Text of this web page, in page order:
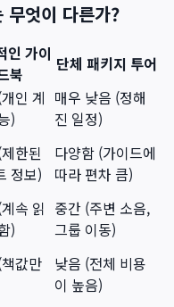
무엇이 다른가?
인 가이
북
단체 패키지 투어
인 계
)
매우 낮음 (정해
진 일정)
한된
정보)
다양함 (가이드에
따라 편차 큼)
속 읽
)
중간 (주변 소음,
그룹 이동)
값만
낮음 (전체 비용
이 높음)